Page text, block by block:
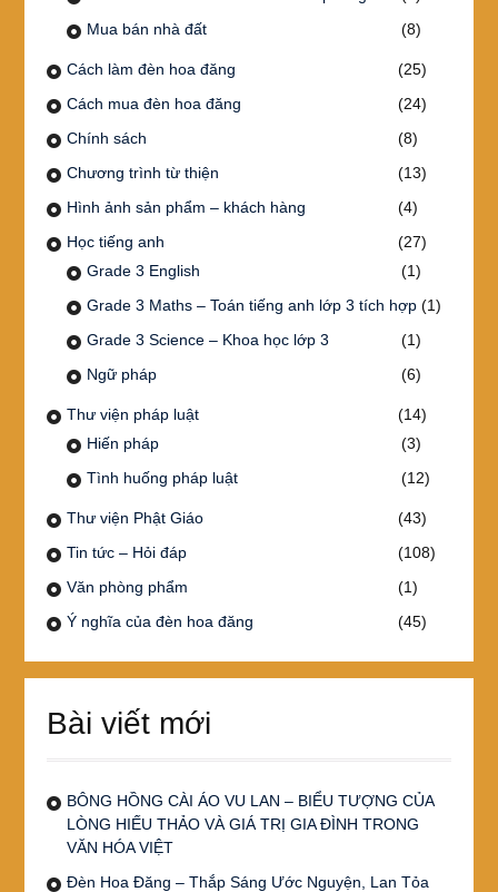
Mua bán nhà đất
(8)
Cách làm đèn hoa đăng
(25)
Cách mua đèn hoa đăng
(24)
Chính sách
(8)
Chương trình từ thiện
(13)
Hình ảnh sản phẩm – khách hàng
(4)
Học tiếng anh
(27)
Grade 3 English
(1)
Grade 3 Maths – Toán tiếng anh lớp 3 tích hợp(1)
Grade 3 Science – Khoa học lớp 3
(1)
Ngữ pháp
(6)
Thư viện pháp luật
(14)
Hiến pháp
(3)
Tình huống pháp luật
(12)
Thư viện Phật Giáo
(43)
Tin tức – Hỏi đáp
(108)
Văn phòng phẩm
(1)
Ý nghĩa của đèn hoa đăng
(45)
Bài viết mới
BÔNG HỒNG CÀI ÁO VU LAN – BIỂU TƯỢNG CỦA
LÒNG HIẾU THẢO VÀ GIÁ TRỊ GIA ĐÌNH TRONG
VĂN HÓA VIỆT
Đèn Hoa Đăng – Thắp Sáng Ước Nguyện, Lan Tỏa